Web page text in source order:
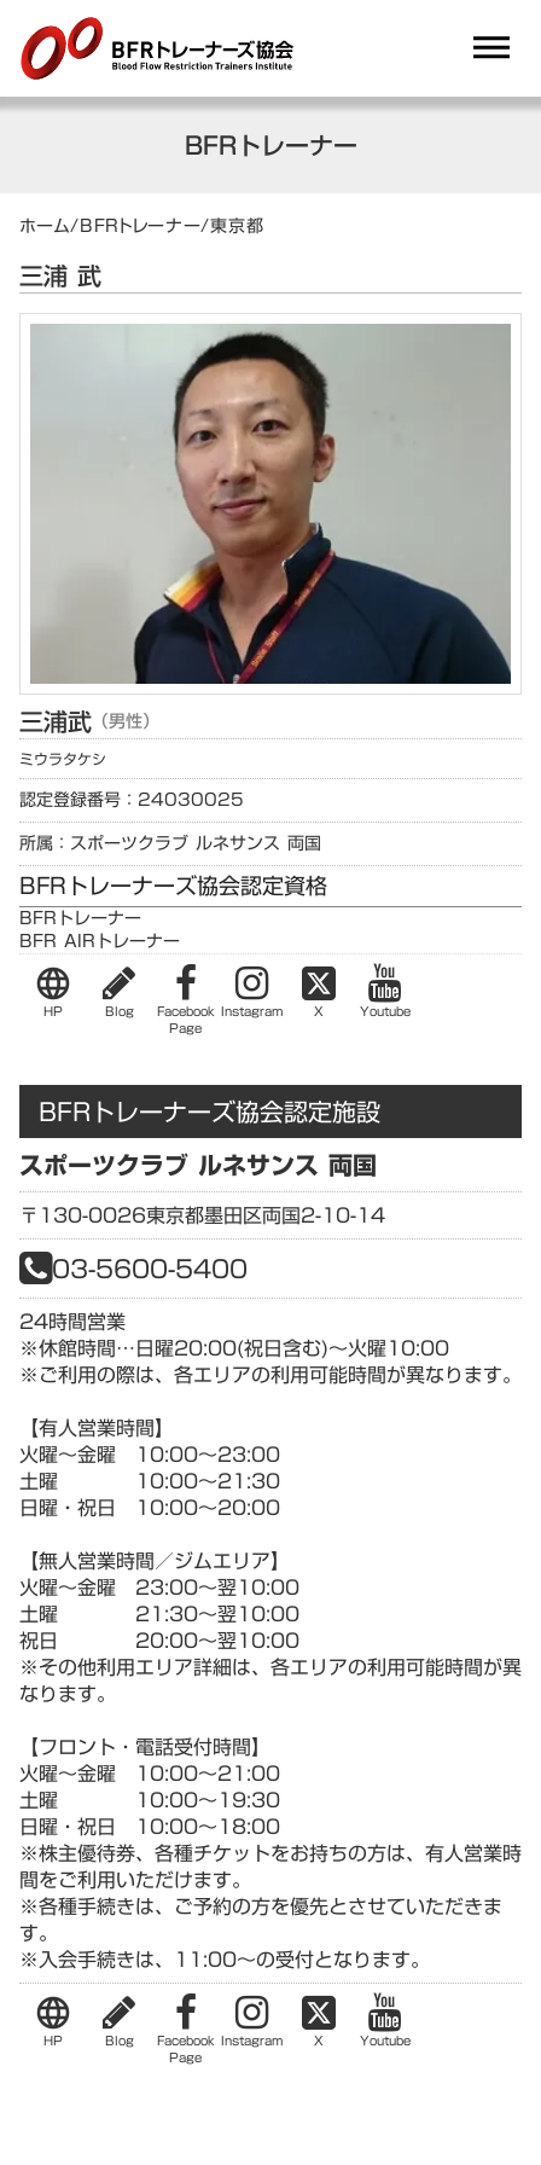
dehaze
BFRトレーナー
ホーム/BFRトレーナー/東京都
三浦 武
三浦武 （男性）
ミウラタケシ
認定登録番号：24030025
所属：スポーツクラブ ルネサンス 両国
BFRトレーナーズ協会認定資格
BFRトレーナー
BFR AIRトレーナー
language
HP Blog Facebook
Page
Instagram X Youtube
BFRトレーナーズ協会認定施設
スポーツクラブ ルネサンス 両国
〒130-0026東京都墨田区両国2-10-14
03-5600-5400
24時間営業
※休館時間…日曜20:00(祝日含む)～火曜10:00
※ご利用の際は、各エリアの利用可能時間が異なります。
【有人営業時間】
火曜～金曜 10:00～23:00
土曜 10:00～21:30
日曜・祝日 10:00～20:00
【無人営業時間／ジムエリア】
火曜～金曜 23:00～翌10:00
土曜 21:30～翌10:00
祝日 20:00～翌10:00
※その他利用エリア詳細は、各エリアの利用可能時間が異
なります。
【フロント・電話受付時間】
火曜～金曜 10:00～21:00
土曜 10:00～19:30
日曜・祝日 10:00～18:00
※株主優待券、各種チケットをお持ちの方は、有人営業時
間をご利用いただけます。
※各種手続きは、ご予約の方を優先とさせていただきま
す。
※入会手続きは、11:00～の受付となります。
language
HP Blog Facebook
Page
Instagram X Youtube